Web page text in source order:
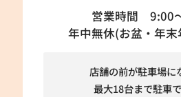
営業時間 9:00
年中無休(お盆・年
店舗の前が駐車場に
最大18台まで駐車で